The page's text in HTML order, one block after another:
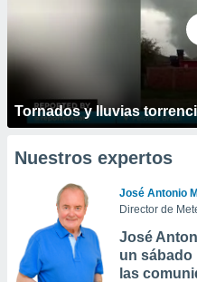
Tornados y lluvias
Nuestros expertos
José Antonio
Director de
José
un sábado
las